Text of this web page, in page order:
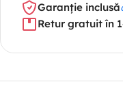
Garanție inclusă
Retur gratuit în